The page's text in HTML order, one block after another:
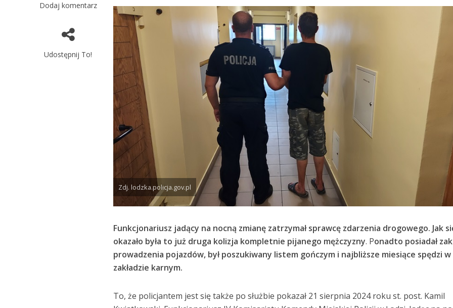
Dodaj komentarz
Udostępnij To!
Zdj. lodzka.policja.gov.pl
Funkcjonariusz jadący na nocną zmianę zatrzymał sprawcę zdarzenia drogowego. Jak
okazało była to już druga kolizja kompletnie pijanego mężczyzny. Ponadto posiadał
prowadzenia pojazdów, był poszukiwany listem gończym i najbliższe miesiące spędzi w
zakładzie karnym.
To, że policjantem jest się także po służbie pokazał 21 sierpnia 2024 roku st. post. Kamil